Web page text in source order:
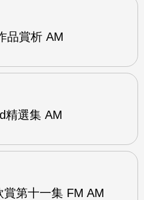
品賞析 AM
精選集 AM
第十一集 FM AM